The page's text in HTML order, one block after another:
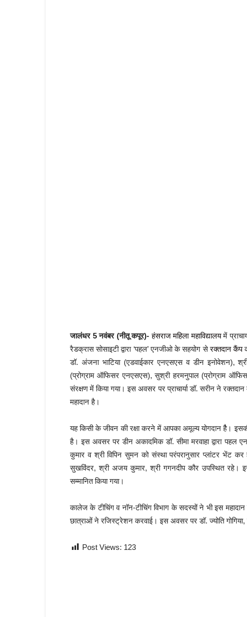
जालंधर 5 नवंबर (नीतू कपूर)- हंसराज महिला महाविद्यालयमें
रैडक्रास सोसाइटी द्वारा ‘पहल’ एनजीओ के सहयोग सेरक्तदान कैंप
डॉ. अंजना भाटिया (एडवाईकार एनएसएस व डीन इनोवेशन),
(प्रोग्राम ऑफिसर एनएसएस), सुश्री हरमनुपाल (प्रोग्राम
संरक्षण में किया गया। इस अवसर पर प्राचार्या डॉ. सरीन ने
महादान है।
यह किसी के जीवन की रक्षा करने में आपका अमूल्य योगदान हैै।
है। इस अवसर पर डीन अकादमिक डॉ. सीमा मरवाहा द्वारा पहल
कुमार व श्री विपिन सुमन को संस्था परंपरानुसार प्लांटर भेंट कर
सुखविंदर, श्री अजय कुमार, श्री गगनदीप कौर उपस्थित रहे।
सम्मानित किया गया।
कालेज के टीचिंग व नॉन-टीचिंग विभाग के सदस्यों ने भी इस
छात्राओं ने रजिस्ट्रेशन करवाई। इस अवसर पर डॉ. ज्योति
Post Views: 123